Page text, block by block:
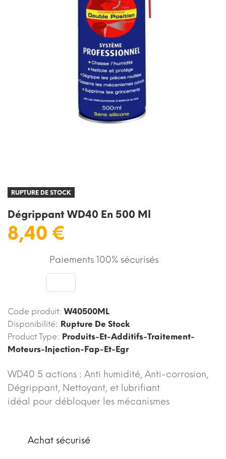
RUPTURE DE STOCK
Dégrippant WD40 En 500 Ml
8,40 €
Paiements 100% sécurisés
Code produit: W40500ML
Disponibilité: Rupture De Stock
Product Type: Produits-Et-Additifs-Traitement-
Moteurs-Injection-Fap-Et-Egr
WD40 5 actions : Anti humidité, Anti-corrosion,
Dégrippant, Nettoyant, et lubrifiant
idéal pour débloquer les mécanismes
Achat sécurisé